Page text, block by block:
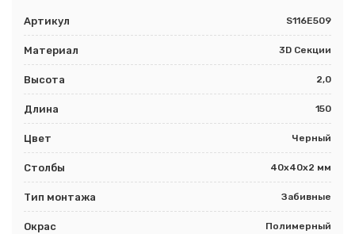
Артикул S116E509
Материал 3D Секции
Высота 2,0
Длина 150
Цвет Черный
Столбы 40х40х2 мм
Тип монтажа Забивные
Окрас Полимерный